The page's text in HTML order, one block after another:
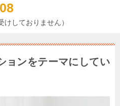
けしておりません）
ョンをテーマにしてい